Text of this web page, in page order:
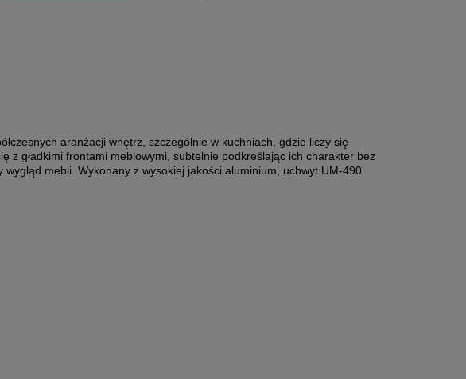
aranżacji wnętrz, szczególnie w kuchniach, gdzie liczy się
z gładkimi frontami meblowymi, subtelnie podkreślając ich charakter bez
mebli. Wykonany z wysokiej jakości aluminium, uchwyt UM-490